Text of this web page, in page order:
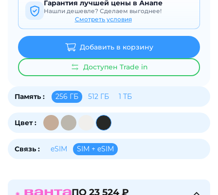
Гарантия лучшей цены в Анапе
Нашли дешевле? Сделаем выгоднее!
Смотреть условия
Добавить в корзину
Доступен Trade in
Память : 256 ГБ 512 ГБ 1 ТБ
Цвет :
Связь : eSIM SIM + eSIM
ПО 23 524 ₽
недели
Остались вопросы?
8 800 302-02-51
plait.ru